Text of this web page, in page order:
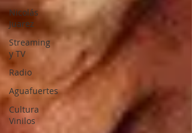
Nicolás
Juarez
Streaming
y TV
Radio
Aguafuertes
Cultura
Vinilos